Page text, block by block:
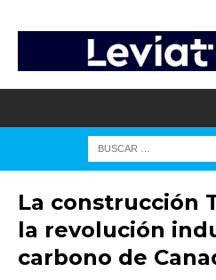
La construcción
la revolución
carbono de